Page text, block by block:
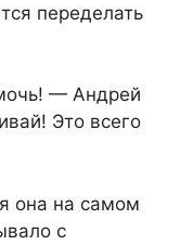
переделать
— Андрей
Это всего
она на самом
с